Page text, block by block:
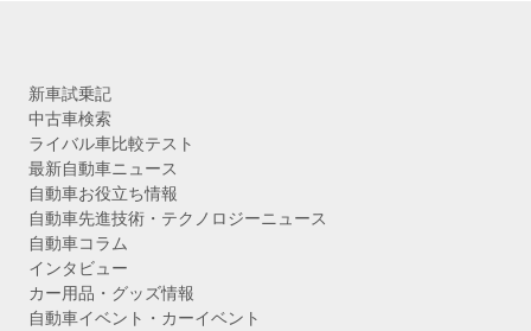
新車試乗記
中古車検索
ライバル車比較テスト
最新自動車ニュース
自動車お役立ち情報
自動車先進技術・テクノロジーニュース
自動車コラム
インタビュー
カー用品・グッズ情報
自動車イベント・カーイベント